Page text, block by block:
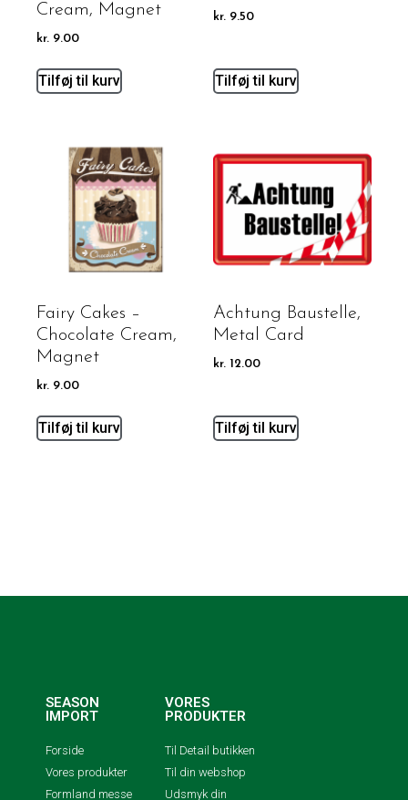
Cream, Magnet
kr. 9.00
Tilføj til kurv
kr. 9.50
Tilføj til kurv
Fairy Cakes –
Chocolate Cream,
Magnet
kr. 9.00
Tilføj til kurv
Achtung Baustelle,
Metal Card
kr. 12.00
Tilføj til kurv
SEASON
IMPORT
Forside
Vores produkter
Formland messe
VORES
PRODUKTER
Til Detail butikken
Til din webshop
Udsmyk din